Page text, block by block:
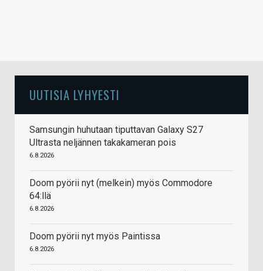
UUTISIA LYHYESTI
Samsungin huhutaan tiputtavan Galaxy S27
Ultrasta neljännen takakameran pois
6.8.2026
Doom pyörii nyt (melkein) myös Commodore
64:llä
6.8.2026
Doom pyörii nyt myös Paintissa
6.8.2026